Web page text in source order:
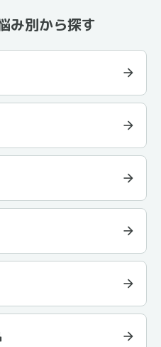
み別から探す